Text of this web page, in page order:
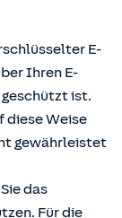
E-
Ihren E-
ist.
diese Weise
gewährleistet
das
Für die